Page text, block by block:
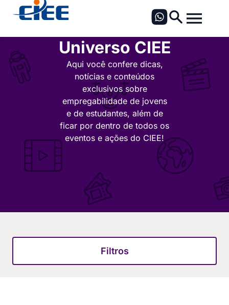
Universo CIEE
Aqui você confere dicas,
notícias e conteúdos
exclusivos sobre
empregabilidade de jovens
e de estudantes, além de
ficar por dentro de todos os
eventos e ações do CIEE!
Filtros